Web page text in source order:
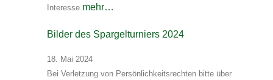
Interesse mehr…
Bilder des Spargelturniers 2024
18. Mai 2024
Bei Verletzung von Persönlichkeitsrechten bitte über